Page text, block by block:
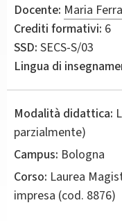
Docente: Maria
Crediti formativi: 6
SSD: SECS-S/03
Lingua di
Modalità didattica:
parzialmente)
Campus: Bologna
Corso: Laurea
impresa (cod. 8876)